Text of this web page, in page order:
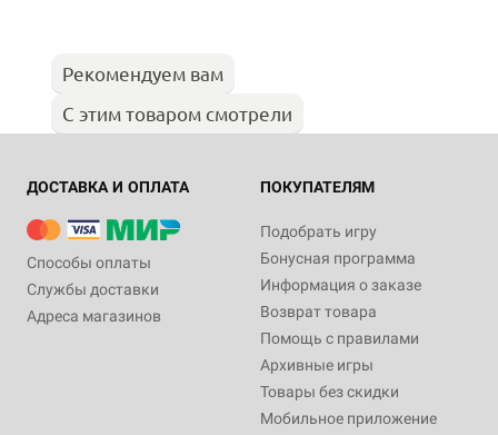
Рекомендуем вам
С этим товаром смотрели
ДОСТАВКА И ОПЛАТА
Способы оплаты
Службы доставки
Адреса магазинов
ПОКУПАТЕЛЯМ
Подобрать игру
Бонусная программа
Информация о заказе
Возврат товара
Помощь с правилами
Архивные игры
Товары без скидки
Мобильное приложение